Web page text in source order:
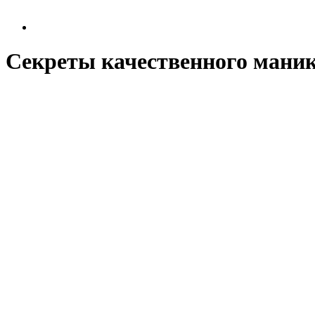
Секреты качественного